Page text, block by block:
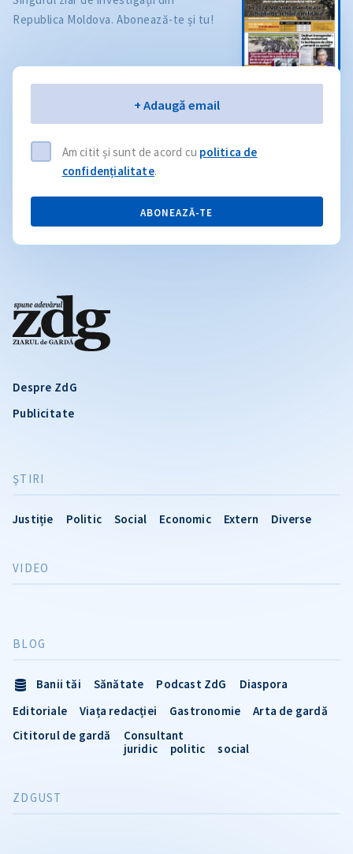
Despre ZdG
Publicitate
ŞTIRI
Justiție Politic Social Economic Extern Diverse
VIDEO
BLOG
Banii tăi Sănătate Podcast ZdG
Diaspora
Editoriale
Viața redacției Gastronomie
Arta de gardă
Cititorul de gardă
Consultant
juridic
politic social
ZDGUST
Republica Moldova. Abonează-te și tu!
+ Adaugă email
Am citit și sunt de acord cu politica de
confidențialitate.
ABONEAZĂ-TE